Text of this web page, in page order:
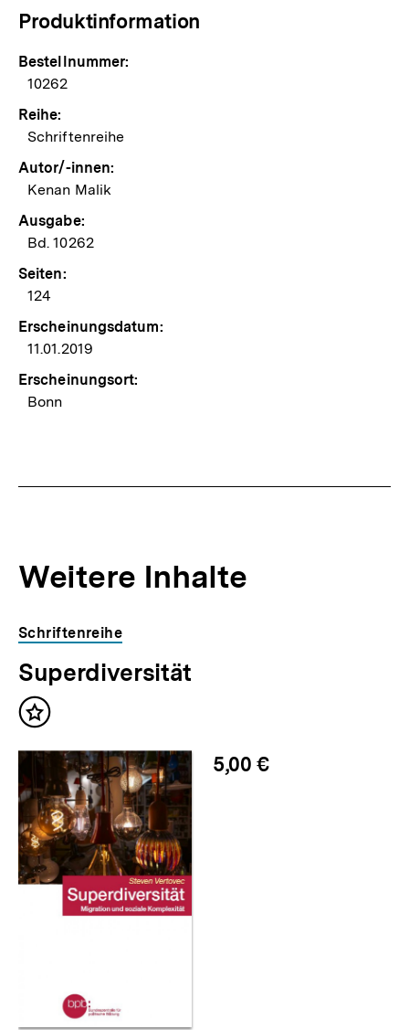
Produktinformation
Bestellnummer:
10262
Reihe:
Schriftenreihe
Autor/-innen:
Kenan Malik
Ausgabe:
Bd. 10262
Seiten:
124
Erscheinungsdatum:
11.01.2019
Erscheinungsort:
Bonn
Weitere Inhalte
Inhaltskarousell
für
weitere
Inhalte
Inhaltskarussell
überspringen
Schriftenreihe
Superdiversität
Inhalt
5,00 €